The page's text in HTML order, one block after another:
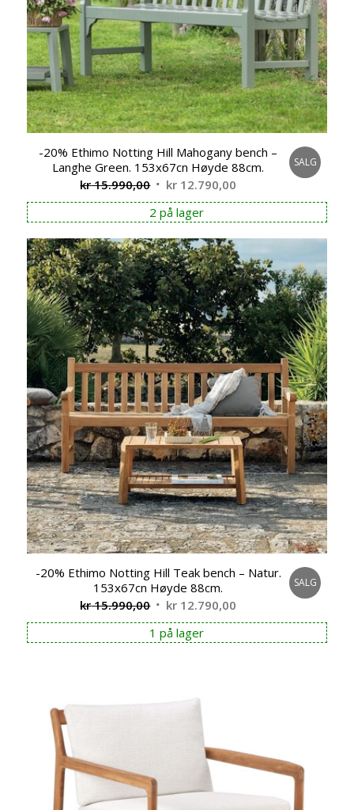
-20% Ethimo Notting Hill Mahogany bench –
Langhe Green. 153x67cn Høyde 88cm.
kr15.990,00 Opprinnelig
pris
var:
kr 15.990,00.
kr 12.790,00 Nåværende
pris
er:
kr 12.790,00.
SALG
2 på lager
-20% Ethimo Notting Hill Teak bench – Natur.
153x67cn Høyde 88cm.
kr15.990,00 Opprinnelig
pris
var:
kr 12.790,00 Nåværende
pris
er:
SALG
1 på lager